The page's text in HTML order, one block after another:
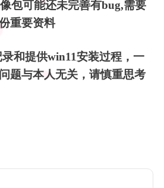
包可能还未完善有bug,需要
重要资料
和提供win11安装过程，一
题与本人无关，请慎重思考